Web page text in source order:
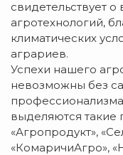
свидетельствует
агротехнологий,
климатических
аграриев.
Успехи нашего
невозможны без
выделяются такие
«Агропродукт»,
«КомаричиАгро»,